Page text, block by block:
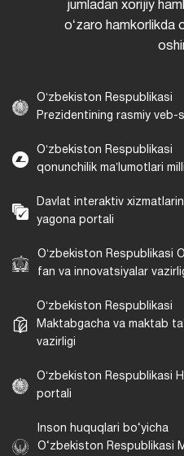
jumladan xorijiy
oʻzaro hamkorlikda
Oʻzbekiston Respublikasi
Prezidentining rasmiy veb-
Oʻzbekiston Respublikasi
qonunchilik maʼlumotlari
Davlat interaktiv
yagona portali
Oʻzbekiston Respublikasi
fan va innovatsiyalar
Oʻzbekiston Respublikasi
Maktabgacha va maktab
vazirligi
Oʻzbekiston Respublikasi
portali
Inson huquqlari bo‘yicha
O‘zbekiston Respublikasi